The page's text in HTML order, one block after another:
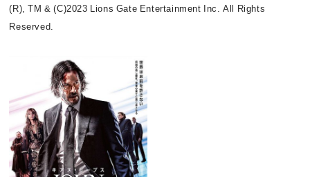
(R), TM & (C)2023 Lions Gate Entertainment Inc. All Rights
Reserved.